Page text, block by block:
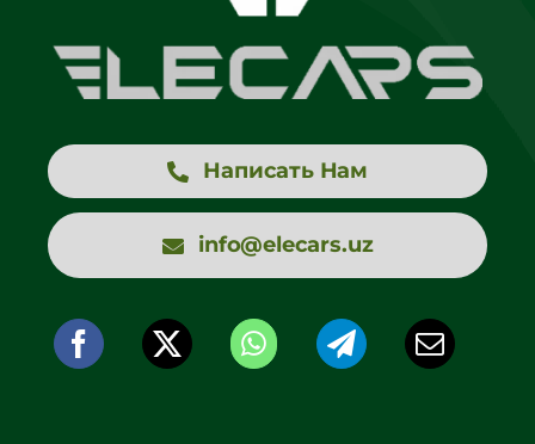
Написать Нам
info@elecars.uz